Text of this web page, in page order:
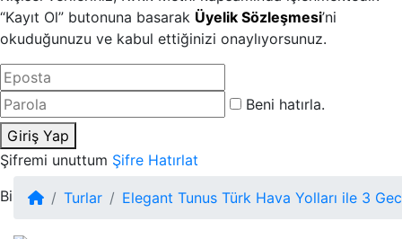
“Kayıt Ol” butonuna basarak Üyelik Sözleşmesi’ni
okuduğunuzu ve kabul ettiğinizi onaylıyorsunuz.
Beni hatırla.
Giriş Yap
Şifremi unuttum Şifre Hatırlat
Bir hesabınız yok muKayıt Ol
Turlar Elegant Tunus Türk Hava Yolları ile 3